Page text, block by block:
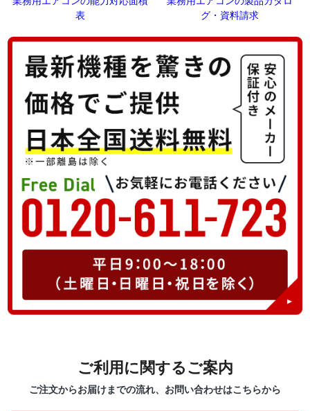
表
グ・資料請求
ご利用に関するご案内
ご注文からお届けまでの流れ、お問い合わせはこちらから